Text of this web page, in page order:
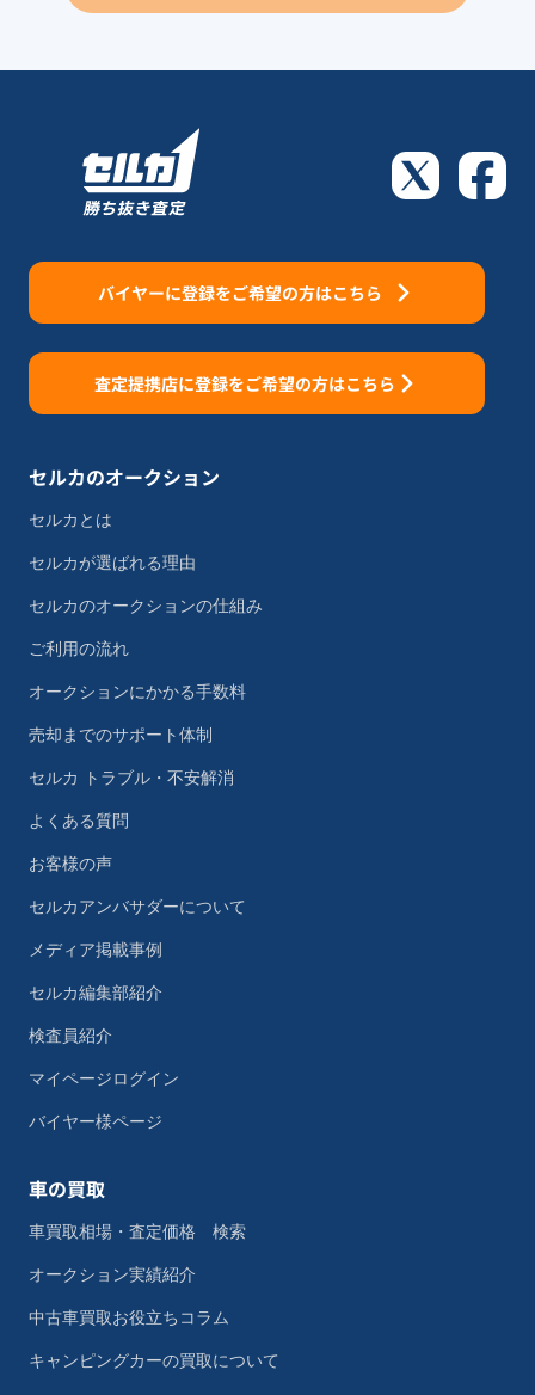
バイヤーに登録をご希望の方はこちら
査定提携店に登録をご希望の方はこちら
セルカのオークション
セルカとは
セルカが選ばれる理由
セルカのオークションの仕組み
ご利用の流れ
オークションにかかる手数料
売却までのサポート体制
セルカ トラブル・不安解消
よくある質問
お客様の声
セルカアンバサダーについて
メディア掲載事例
セルカ編集部紹介
検査員紹介
マイページログイン
バイヤー様ページ
車の買取
車買取相場・査定価格 検索
オークション実績紹介
中古車買取お役立ちコラム
キャンピングカーの買取について